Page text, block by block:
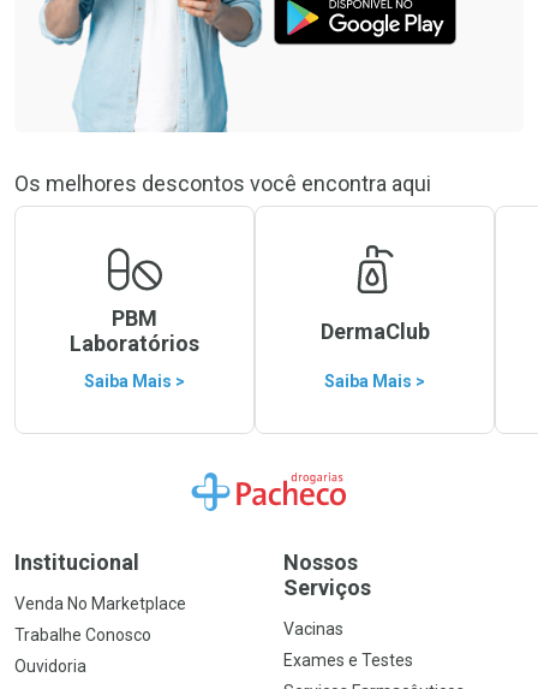
Os melhores descontos você encontra aqui
PBM
Laboratórios
Saiba Mais >
DermaClub
Saiba Mais >
Ir para a Home
Institucional
Venda No Marketplace
Trabalhe Conosco
Ouvidoria
Nossos
Serviços
Vacinas
Exames e Testes